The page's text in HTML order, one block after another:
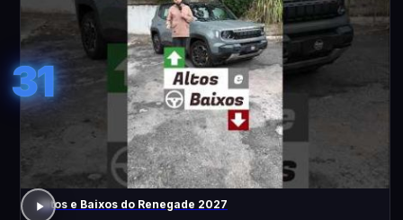
31
Altos e Baixos do Renegade 2027